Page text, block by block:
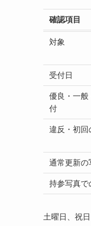
確認項目
対象
受付日
優良・一般
付
違反・初回
通常更新の
持参写真で
土曜日、祝